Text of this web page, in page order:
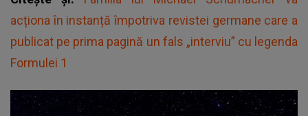
acționa în instanță împotriva revistei germane care a
publicat pe prima pagină un fals „interviu” cu legenda
Formulei 1